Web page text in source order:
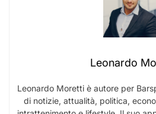
Leonardo
Leonardo Moretti è autore per
di notizie, attualità, politica,